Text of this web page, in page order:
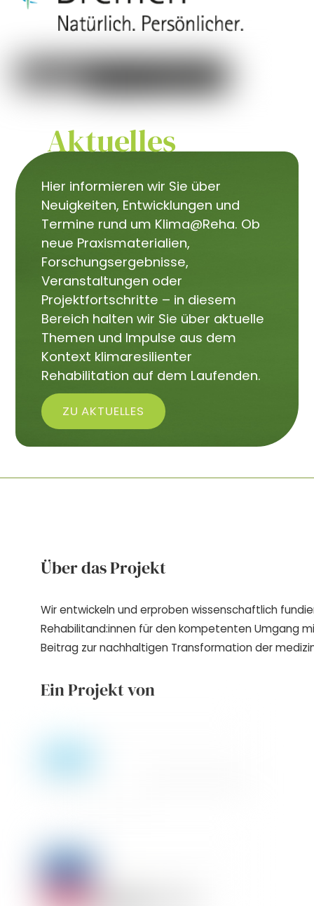
Aktuelles
Hier informieren wir Sie über
Neuigkeiten, Entwicklungen und
Termine rund um Klima@Reha. Ob
neue Praxismaterialien,
Forschungsergebnisse,
Veranstaltungen oder
Projektfortschritte – in diesem
Bereich halten wir Sie über aktuelle
Themen und Impulse aus dem
Kontext klimaresilienter
Rehabilitation auf dem Laufenden.
ZU AKTUELLES
Über das Projekt
Wir entwickeln und erproben wissenschaftlich
Rehabilitand:innen für den kompetenten Umgang
Beitrag zur nachhaltigen Transformation der
Ein Projekt von